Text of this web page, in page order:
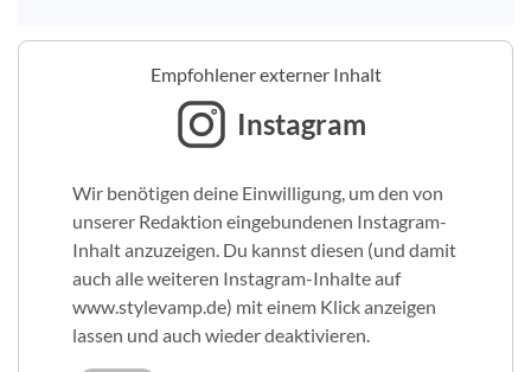
Empfohlener externer Inhalt
Instagram
Wir benötigen deine Einwilligung, um den von
unserer Redaktion eingebundenen Instagram-
Inhalt anzuzeigen. Du kannst diesen (und damit
auch alle weiteren Instagram-Inhalte auf
www.stylevamp.de) mit einem Klick anzeigen
lassen und auch wieder deaktivieren.